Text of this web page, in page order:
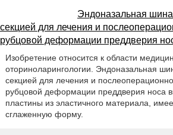
Эндоназальная
секцией для лечения и
рубцовой деформации преддверия
Изобретение относится к области
оториноларингологии. Эндоназальная
секцией для лечения и
рубцовой деформации преддверия носа
пластины из эластичного материала,
сглаженную форму.